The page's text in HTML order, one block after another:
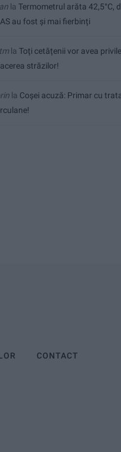
la Termometrul arăta 42,5°C,
au fost și mai fierbinți
la Toți cetățenii vor avea
străzilor!
la Coșei acuză: Primar cu
CONTACT